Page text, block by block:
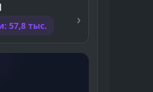
57,8 тыс.